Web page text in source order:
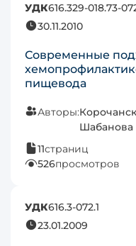
УДК616.329-018.73-
30.11.2010
Современные
пищевода
Авторы:
Шабанова
11страниц
526просмотров
УДК616.3-072.1
23.01.2009